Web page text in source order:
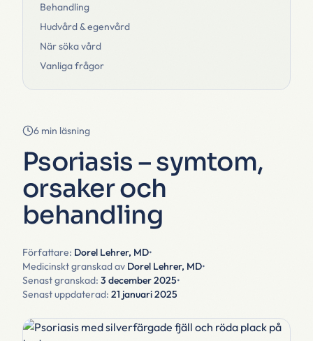
Behandling
Hudvård & egenvård
När söka vård
Vanliga frågor
6 min läsning
Psoriasis – symtom,
orsaker och
behandling
Författare: Dorel Lehrer, MD•
Medicinskt granskad av Dorel Lehrer, MD•
Senast granskad: 3 december 2025•
Senast uppdaterad: 21 januari 2025